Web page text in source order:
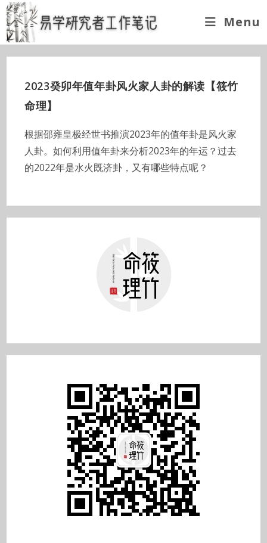
Skip
to
content
Menu
2023癸卯年值年卦风火家人卦的解读【筱竹
命理】
根据邵雍皇极经世书推演2023年的值年卦是风火家
人卦。如何利用值年卦来分析2023年的年运？过去
的2022年是水火既济卦，又有哪些特点呢？